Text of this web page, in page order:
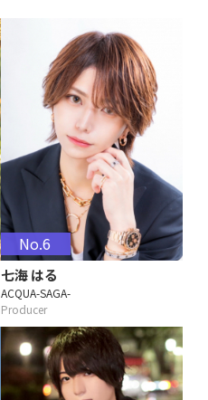
No.6
七海 はる
ACQUA-SAGA-
Producer